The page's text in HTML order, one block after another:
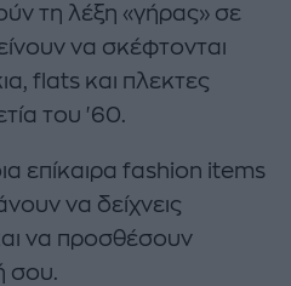
τη λέξη «γήρας» σε
να σκέφτονται
flats και πλεκτες
του '60.
επίκαιρα fashion items
να δείχνεις
να προσθέσουν
σου.